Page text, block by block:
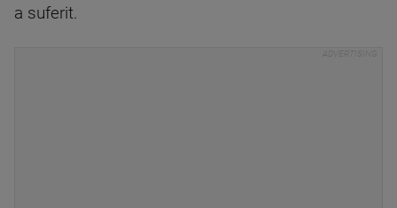
a suferit.